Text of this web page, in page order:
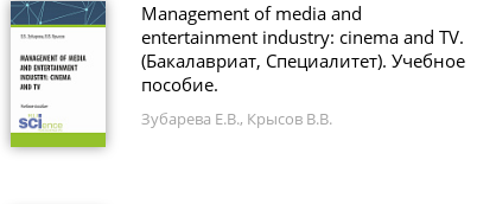
Management of media and
entertainment industry: cinema and TV.
(Бакалавриат, Специалитет). Учебное
пособие.
Зубарева Е.В., Крысов В.В.